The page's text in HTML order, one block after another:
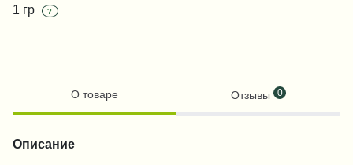
1 гр
?
О товаре Отзывы 0
Описание